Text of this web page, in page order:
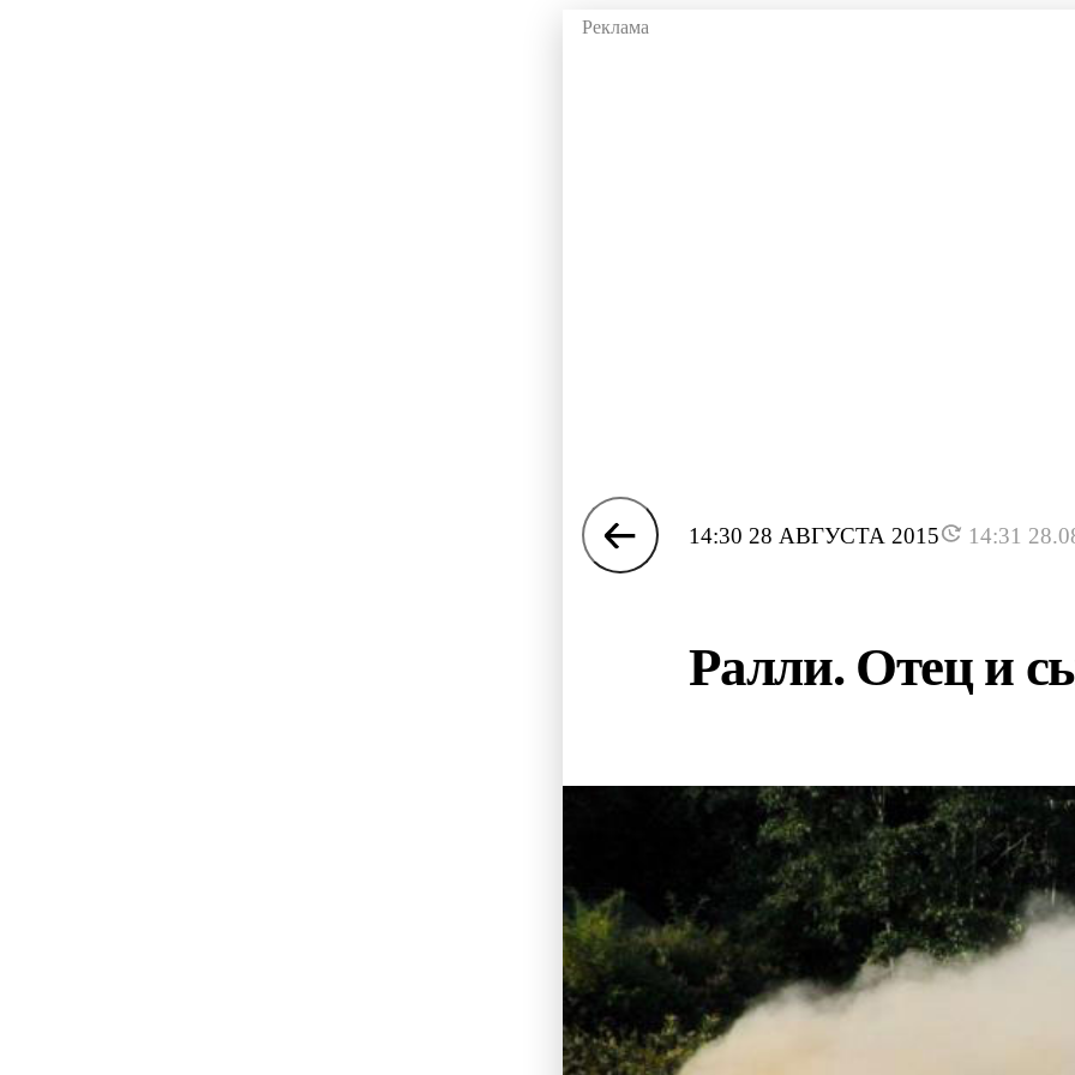
14:30 28 АВГУСТА 2015 14:31
Ралли. Отец и